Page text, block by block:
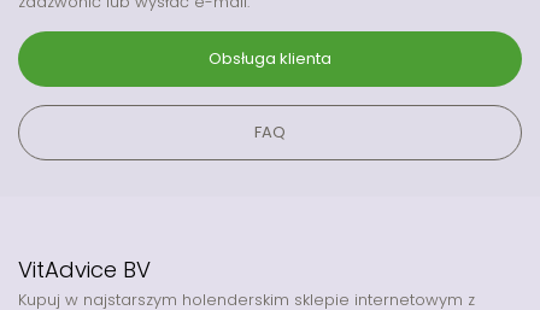
Obsługa klienta
FAQ
VitAdvice BV
Kupuj w najstarszym holenderskim sklepie internetowym z